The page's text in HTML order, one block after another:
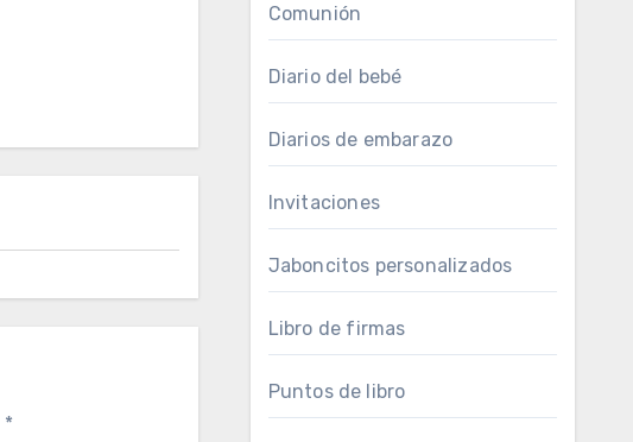
*
Comunión
Diario del bebé
Diarios de embarazo
Invitaciones
Jaboncitos personalizados
Libro de firmas
Puntos de libro